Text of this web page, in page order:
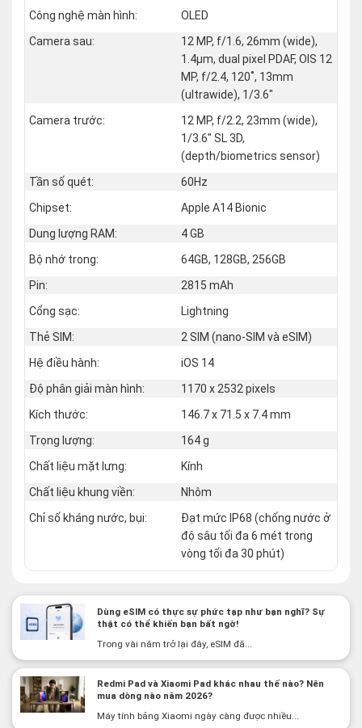
Công nghệ màn hình:
OLED
Camera sau:
12 MP, f/1.6, 26mm (wide),
1.4µm, dual pixel PDAF, OIS 12
MP, f/2.4, 120˚, 13mm
(ultrawide), 1/3.6"
Camera trước:
12 MP, f/2.2, 23mm (wide),
1/3.6" SL 3D,
(depth/biometrics sensor)
Tần số quét:
60Hz
Chipset:
Apple A14 Bionic
Dung lượng RAM:
4 GB
Bộ nhớ trong:
64GB, 128GB, 256GB
Pin:
2815 mAh
Cổng sạc:
Lightning
Thẻ SIM:
2 SIM (nano‑SIM và eSIM)
Hệ điều hành:
iOS 14
Độ phân giải màn hình:
1170 x 2532 pixels
Kích thước:
146.7 x 71.5 x 7.4 mm
Trọng lượng:
164 g
Chất liệu mặt lưng:
Kính
Chất liệu khung viền:
Nhôm
Chỉ số kháng nước, bụi:
Đạt mức IP68 (chống nước ở
độ sâu tối đa 6 mét trong
vòng tối đa 30 phút)
Dùng eSIM có thực sự phức tạp như bạn nghĩ? Sự
thật có thể khiến bạn bất ngờ!
Trong vài năm trở lại đây, eSIM đã...
Redmi Pad và Xiaomi Pad khác nhau thế nào? Nên
mua dòng nào năm 2026?
Máy tính bảng Xiaomi ngày càng được nhiều...